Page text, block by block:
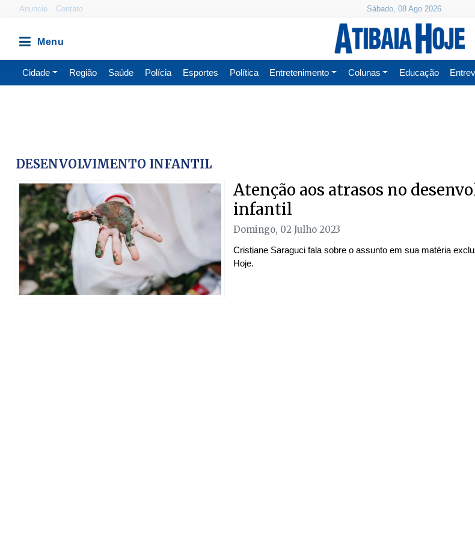
Anuncie Contato Sábado, 08 Ago 2026
Cidade Região Saúde Polícia Esportes Política Entretenimento Colunas Educação
DESENVOLVIMENTO INFANTIL
Atenção aos atrasos no
infantil
Domingo, 02 Julho 2023
Cristiane Saraguci fala sobre o assunto em sua matéria
Hoje.